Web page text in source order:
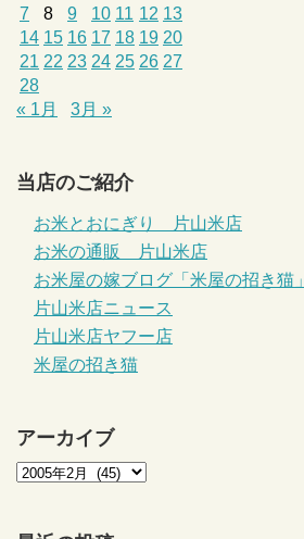
7
8 9 10 11 12 13
14 15 16 17 18 19 20
21 22 23 24 25 26 27
28
« 1月
3月 »
当店のご紹介
お米とおにぎり 片山米店
お米の通販 片山米店
お米屋の嫁ブログ「米屋の招き猫」
片山米店ニュース
片山米店ヤフー店
米屋の招き猫
アーカイブ